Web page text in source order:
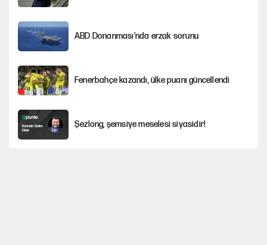
ABD Donanması’nda erzak sorunu
Fenerbahçe kazandı, ülke puanı güncellendi
Şezlong, şemsiye meselesi siyasidir!